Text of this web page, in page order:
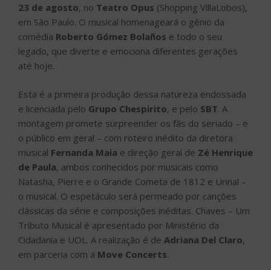
23 de agosto, no Teatro Opus (Shopping VillaLobos),
em São Paulo. O musical homenageará o gênio da
comédia Roberto Gómez Bolaños e todo o seu
legado, que diverte e emociona diferentes gerações
até hoje.
Esta é a primeira produção dessa natureza endossada
e licenciada pelo Grupo Chespirito, e pelo SBT. A
montagem promete surpreender os fãs do seriado – e
o público em geral – com roteiro inédito da diretora
musical Fernanda Maia e direção geral de Zé Henrique
de Paula, ambos conhecidos por musicais como
Natasha, Pierre e o Grande Cometa de 1812 e Urinal –
o musical. O espetáculo será permeado por canções
clássicas da série e composições inéditas. Chaves – Um
Tributo Musical é apresentado por Ministério da
Cidadania e UOL. A realização é de Adriana Del Claro,
em parceria com a Move Concerts.